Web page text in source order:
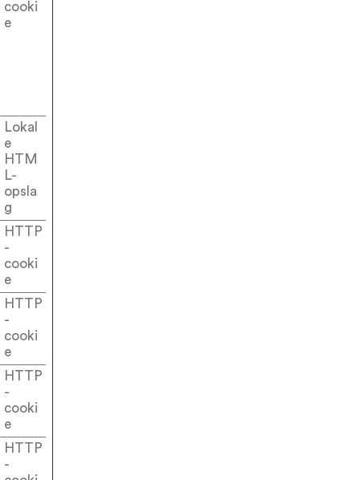
cooki
e
Lokal
e
HTM
L-
opsla
g
HTTP
-
cooki
e
HTTP
-
cooki
e
HTTP
-
cooki
e
HTTP
-